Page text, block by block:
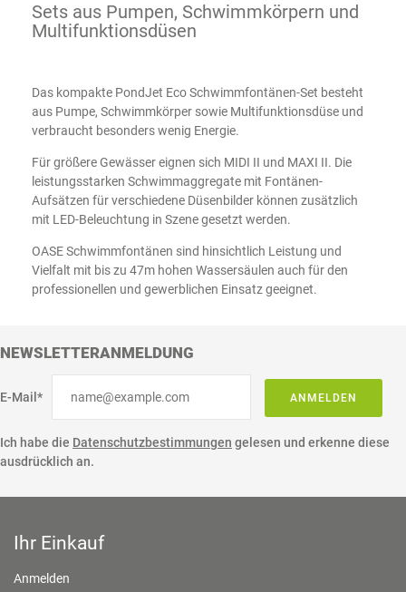
Sets aus Pumpen, Schwimmkörpern und
Multifunktionsdüsen
Das kompakte PondJet Eco Schwimmfontänen-Set besteht
aus Pumpe, Schwimmkörper sowie Multifunktionsdüse und
verbraucht besonders wenig Energie.
Für größere Gewässer eignen sich MIDI II und MAXI II. Die
leistungsstarken Schwimmaggregate mit Fontänen-
Aufsätzen für verschiedene Düsenbilder können zusätzlich
mit LED-Beleuchtung in Szene gesetzt werden.
OASE Schwimmfontänen sind hinsichtlich Leistung und
Vielfalt mit bis zu 47m hohen Wassersäulen auch für den
professionellen und gewerblichen Einsatz geeignet.
NEWSLETTERANMELDUNG
E-Mail* ANMELDEN
Ich habe die Datenschutzbestimmungen gelesen und erkenne diese
ausdrücklich an.
Ihr Einkauf
Anmelden